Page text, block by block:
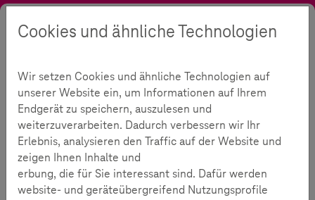
Suche Kontrast Sprache
SCROLLER 10 - Mut im Netz
123
Lesezeit:3Minuten
Cookies und ähnliche Technologien
Wir setzen Cookies und ähnliche Technologien auf
unserer Website ein, um Informationen auf Ihrem
Endgerät zu speichern, auszulesen und
weiterzuverarbeiten. Dadurch verbessern wir Ihr
Erlebnis, analysieren den Traffic auf der Website und
zeigen Ihnen Inhalte und
erbung, die für Sie interessant sind. Dafür werden
website- und geräteübergreifend Nutzungsprofile